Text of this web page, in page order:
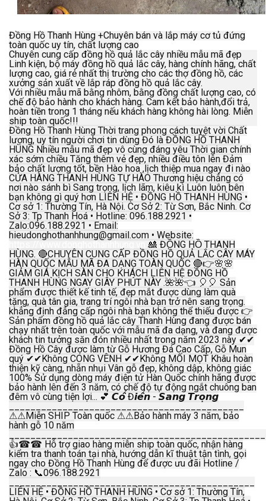
Đồng Hồ Thanh Hùng +Chuyên bán và lắp máy cơ tủ đứng
toàn quốc uy tín, chất lượng cao
Chuyên cung cấp đồng hồ quả lắc cây nhiều mẫu mã đẹp
Linh kiện, bộ máy đồng hồ quả lắc cây, hàng chính hãng, chất
lượng cao, giá rẻ nhất thị trường cho các thợ đồng hồ, các
xưởng sản xuất về lắp ráp đồng hồ quả lắc cây.
Với nhiều mẫu mã bằng nhôm, bằng đồng chất lượng cao, có
chế độ bảo hành cho khách hàng. Cam kết bảo hành,đổi trả,
hoàn tiền trong 1 tháng nếu khách hàng không hài lòng. Miễn
ship toàn quốc!!!
Đồng Hồ Thanh Hùng Thời trang phong cách tuyệt vời Chất
lượng, uy tín người chơi tin dùng Đó là ĐỒNG HỒ THANH
HÙNG Nhiều mẫu mã đẹp vô cùng đáng yêu Thời gian chính
xác sớm chiều Tăng thêm vẻ đẹp, nhiều điều tôn lên Đảm
bảo chất lượng tốt, bền Hào hoa ,lịch thiệp mua ngay đi nào
CỬA HÀNG THANH HÙNG TỰ HÀO Thương hiệu chẳng có
nơi nào sánh bì Sang trọng, lịch lãm, kiêu kì Luôn luôn bên
bạn không gì quý hơn LIÊN HỆ • ĐỒNG HỒ THANH HÙNG •
Cơ sở 1: Thường Tín, Hà Nội. Cơ Sở 2: Từ Sơn, Bắc Ninh. Cơ
Sở 3: Tp Thanh Hoá • Hotline: 096.188.2921 •
Zalo:096.188.2921 • Email:
hieudonghothanhhung@gmail.com • Website:
https://www.donghothanhhung.vn 🎎 ĐỒNG HỒ THANH
HÙNG. 🔴CHUYÊN CUNG CẤP ĐỒNG HỒ QUẢ LẮC CÂY MÁY
HÀN QUỐC MẪU MÃ ĐA DẠNG TOÀN QUỐC 🔴👉🌸🌸
GIẢM GIÁ KỊCH SÀN CHO KHÁCH LIÊN HỆ ĐỒNG HỒ
THANH HÙNG NGAY GIÂY PHÚT NÀY .🌺🌺👈 🎈🎈 Sản
phẩm được thiết kế tinh tế, đẹp mắt được dùng làm quà
tặng, quà tân gia, trang trí ngôi nhà bạn trở nên sang trọng.
khẳng định đẳng cấp ngôi nhà bạn không thể thiếu được 👉
Sản phẩm đồng hồ quả lắc cây Thanh Hùng đang được bán
chạy nhất trên toàn quốc với mẫu mã đa dạng, và đang được
khách tin tưởng săn đón nhiều nhất trong năm 2023 này ✔✔
Đồng Hồ Cây được làm từ Gỗ Hương Đá Cao Cấp, Gỗ Mun
quý ✔✔Không CONG VÊNH ✔✔Không MỐI MỌT Khâu hoàn
thiện kỹ càng, nhẵn nhụi Vân gỗ đẹp, không dập, không giác
100% Sử dụng dòng máy điện tử Hàn Quốc chính hãng được
bảo hành lên đến 3 năm, có chế độ tự động ngắt chuông ban
đêm vô cùng tiện lợi... 💕 𝘾𝙤̂̉ Đ𝙞𝙚̂̉𝙣 - 𝙎𝙖𝙣𝙜 𝙏𝙧𝙤̣𝙣𝙜
____________________________________________
⚠⚠Miễn SHIP Toàn quốc ⚠⚠Bảo hành máy 3 năm, bảo
hành gỗ 10 năm
👍☎☎ Hỗ trợ giao hàng miễn ship toàn quốc, nhận hàng
kiểm tra thanh toán tại nhà, hướng dẫn kĩ thuật tận tình, gọi
ngay cho Đồng Hồ Thanh Hùng để được ưu đãi Hotline /
Zalo : 📞096.188.2921
LIÊN HỆ • ĐỒNG HỒ THANH HÙNG • Cơ sở 1: Thường Tín,